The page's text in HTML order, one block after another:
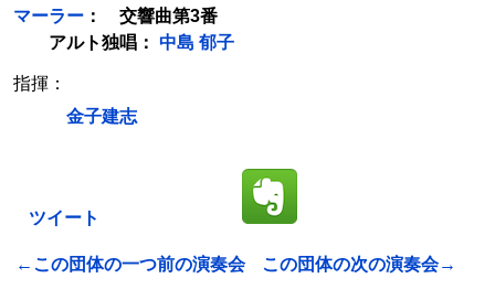
マーラー ： 交響曲第3番
アルト独唱： 中島 郁子
指揮：
金子建志
ツイート
←この団体の一つ前の演奏会
この団体の次の演奏会→